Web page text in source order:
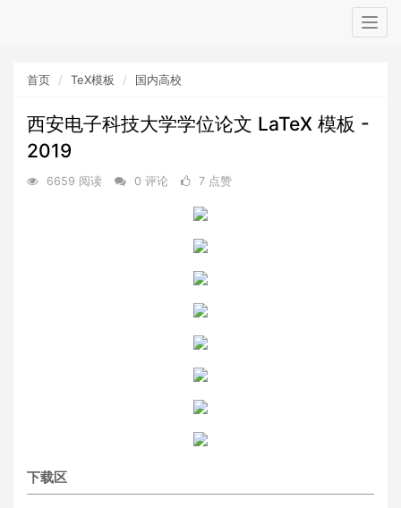
首页 TeX模板 国内高校
西安电子科技大学学位论文 LaTeX 模板 -
2019
6659 阅读 0 评论 7 点赞
下载区